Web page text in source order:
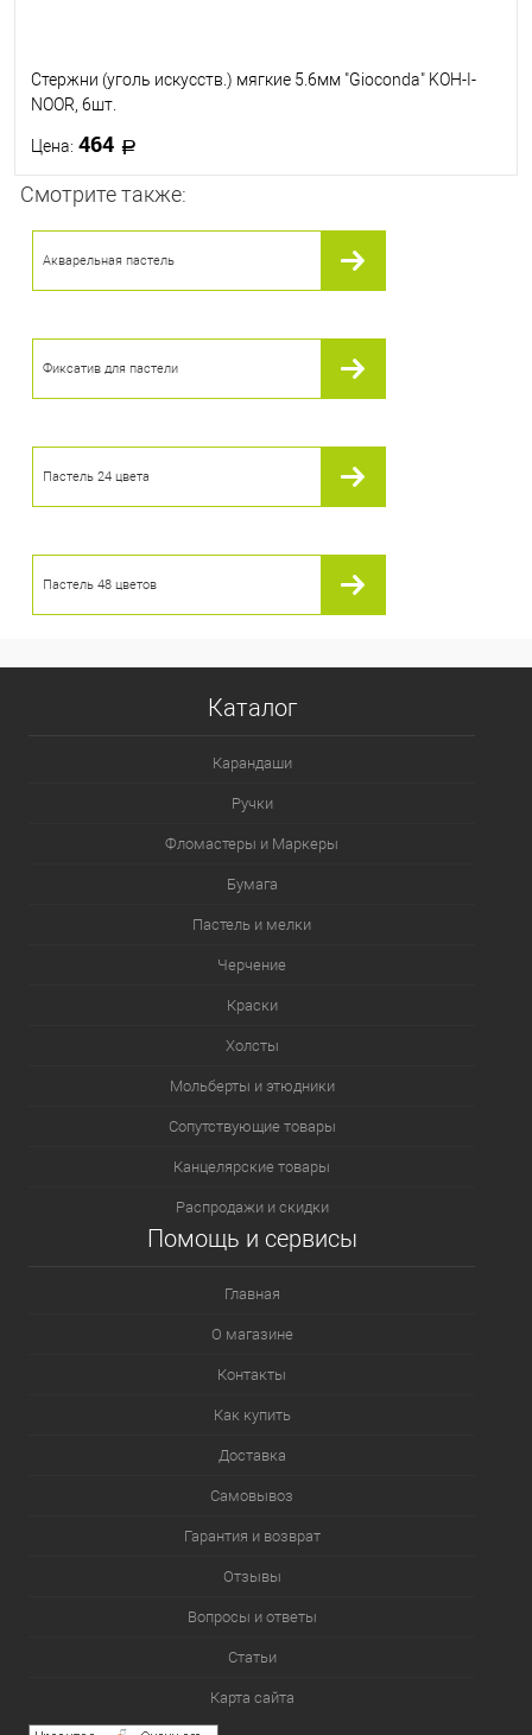
Стержни (уголь искусств.) мягкие 5.6мм "Gioconda" KOH-I-
NOOR, 6шт.
Цена: 464
В наличии
Смотрите также:
Акварельная пастель
Фиксатив для пастели
Пастель 24 цвета
Пастель 48 цветов
Каталог
Карандаши
Ручки
Фломастеры и Маркеры
Бумага
Пастель и мелки
Черчение
Краски
Холсты
Мольберты и этюдники
Сопутствующие товары
Канцелярские товары
Распродажи и скидки
Помощь и сервисы
Главная
О магазине
Контакты
Как купить
Доставка
Самовывоз
Гарантия и возврат
Отзывы
Вопросы и ответы
Статьи
Карта сайта